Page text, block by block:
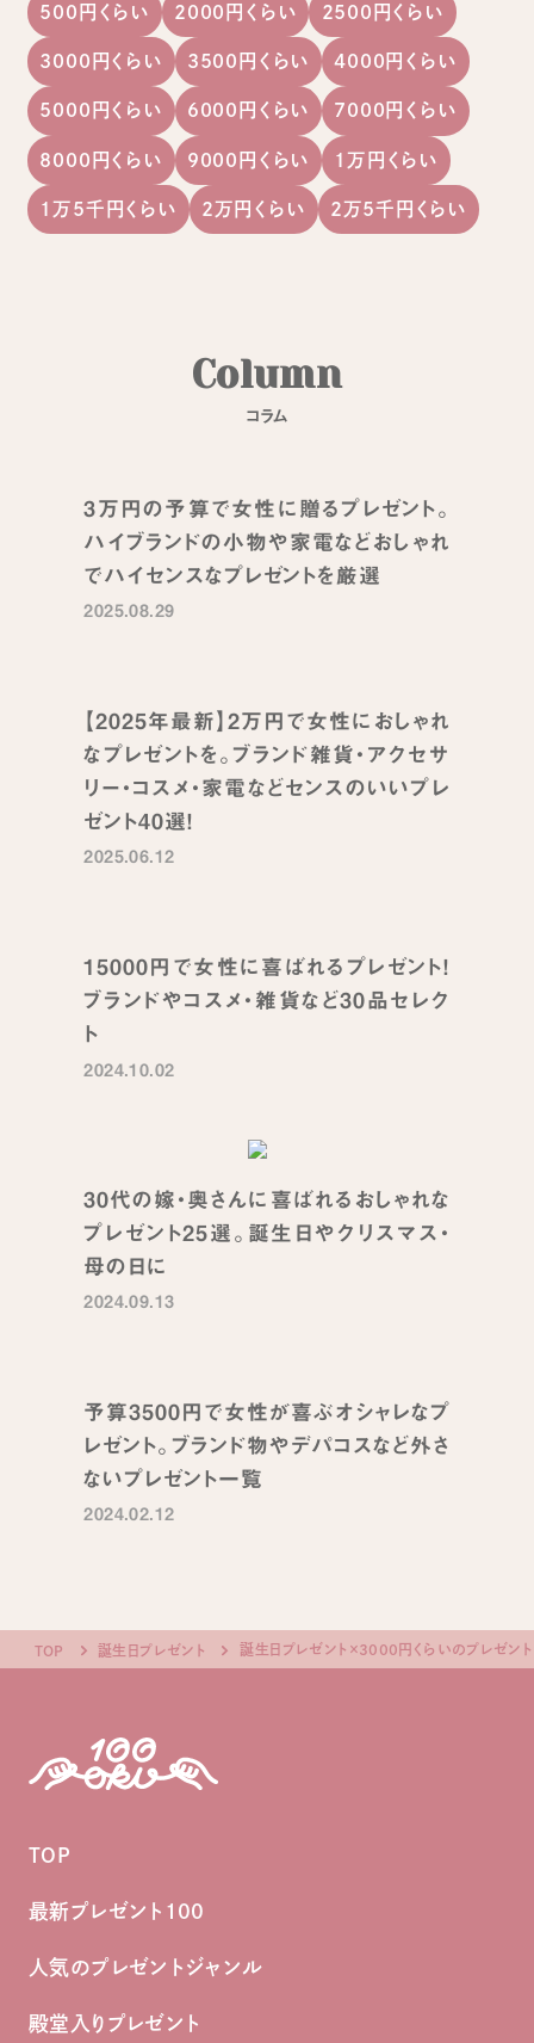
500円くらい 2000円くらい 2500円くらい
3000円くらい 3500円くらい 4000円くらい
5000円くらい 6000円くらい 7000円くらい
8000円くらい 9000円くらい 1万円くらい
1万5千円くらい 2万円くらい 2万5千円くらい
Column
コラム
3万円の予算で女性に贈るプレゼント。
ハイブランドの小物や家電などおしゃれ
でハイセンスなプレゼントを厳選
2025.08.29
【2025年最新】2万円で女性におしゃれ
なプレゼントを。ブランド雑貨・アクセサ
リー・コスメ・家電などセンスのいいプレ
ゼント40選！
2025.06.12
15000円で女性に喜ばれるプレゼント！
ブランドやコスメ・雑貨など30品セレク
ト
2024.10.02
30代の嫁・奥さんに喜ばれるおしゃれな
プレゼント25選。誕生日やクリスマス・
母の日に
2024.09.13
予算3500円で女性が喜ぶオシャレなプ
レゼント。ブランド物やデパコスなど外さ
ないプレゼント一覧
2024.02.12
TOP 誕生日プレゼント 誕生日プレゼント×3000円くらいのプレゼント
TOP
最新プレゼント100
人気のプレゼントジャンル
殿堂入りプレゼント